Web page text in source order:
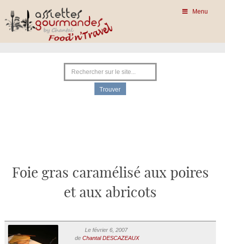
Menu
Foie gras caramélisé aux poires
et aux abricots
Le février 6, 2007
de Chantal DESCAZEAUX